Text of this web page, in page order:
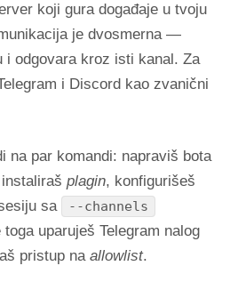
koji gura događaje u tvoju
je dvosmerna —
i odgovara kroz isti kanal. Za
i Discord kao zvanični
na par komandi: napraviš bota
plagin, konfigurišeš
sa
--channels
uparuješ Telegram nalog
pristup na allowlist.